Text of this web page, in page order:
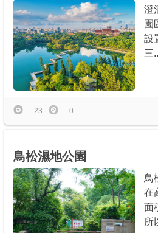
澄
園
設
三
23 0
鳥松濕地公園
鳥
在
面
所